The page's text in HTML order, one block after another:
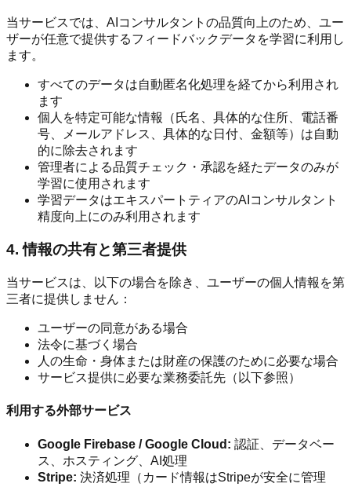
当サービスでは、AIコンサルタントの品質向上のため、ユー
ザーが任意で提供するフィードバックデータを学習に利用し
ます。
すべてのデータは自動匿名化処理を経てから利用され
ます
個人を特定可能な情報（氏名、具体的な住所、電話番
号、メールアドレス、具体的な日付、金額等）は自動
的に除去されます
管理者による品質チェック・承認を経たデータのみが
学習に使用されます
学習データはエキスパートティアのAIコンサルタント
精度向上にのみ利用されます
4. 情報の共有と第三者提供
当サービスは、以下の場合を除き、ユーザーの個人情報を第
三者に提供しません：
ユーザーの同意がある場合
法令に基づく場合
人の生命・身体または財産の保護のために必要な場合
サービス提供に必要な業務委託先（以下参照）
利用する外部サービス
Google Firebase / Google Cloud: 認証、データベー
ス、ホスティング、AI処理
Stripe: 決済処理（カード情報はStripeが安全に管理